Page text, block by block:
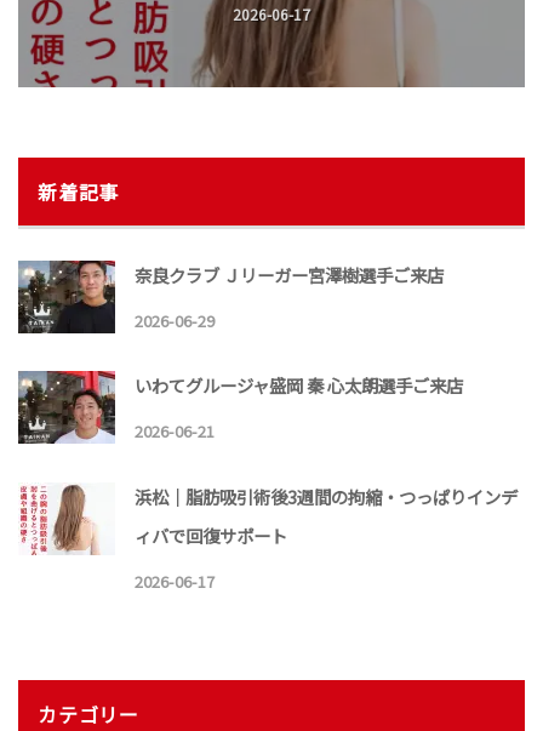
2026-06-17
新着記事
奈良クラブ Ｊリーガー宮澤樹選手ご来店
2026-06-29
いわてグルージャ盛岡 秦 心太朗選手ご来店
2026-06-21
浜松｜脂肪吸引術後3週間の拘縮・つっぱりインデ
ィバで回復サポート
2026-06-17
カテゴリー